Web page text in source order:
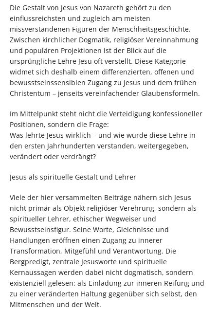
Die Gestalt von Jesus von Nazareth gehört zu den
einflussreichsten und zugleich am meisten
missverstandenen Figuren der Menschheitsgeschichte.
Zwischen kirchlicher Dogmatik, religiöser Vereinnahmung
und populären Projektionen ist der Blick auf die
ursprüngliche Lehre Jesu oft verstellt. Diese Kategorie
widmet sich deshalb einem differenzierten, offenen und
bewusstseinssensiblen Zugang zu Jesus und dem frühen
Christentum – jenseits vereinfachender Glaubensformeln.
Im Mittelpunkt steht nicht die Verteidigung konfessioneller
Positionen, sondern die Frage:
Was lehrte Jesus wirklich – und wie wurde diese Lehre in
den ersten Jahrhunderten verstanden, weitergegeben,
verändert oder verdrängt?
Jesus als spirituelle Gestalt und Lehrer
Viele der hier versammelten Beiträge nähern sich Jesus
nicht primär als Objekt religiöser Verehrung, sondern als
spiritueller Lehrer, ethischer Wegweiser und
Bewusstseinsfigur. Seine Worte, Gleichnisse und
Handlungen eröffnen einen Zugang zu innerer
Transformation, Mitgefühl und Verantwortung. Die
Bergpredigt, zentrale Jesusworte und spirituelle
Kernaussagen werden dabei nicht dogmatisch, sondern
existenziell gelesen: als Einladung zur inneren Reifung und
zu einer veränderten Haltung gegenüber sich selbst, den
Mitmenschen und der Welt.